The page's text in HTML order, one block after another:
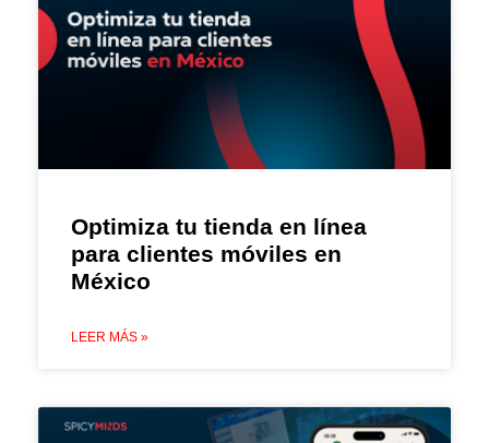
Optimiza tu tienda en línea
para clientes móviles en
México
LEER MÁS »